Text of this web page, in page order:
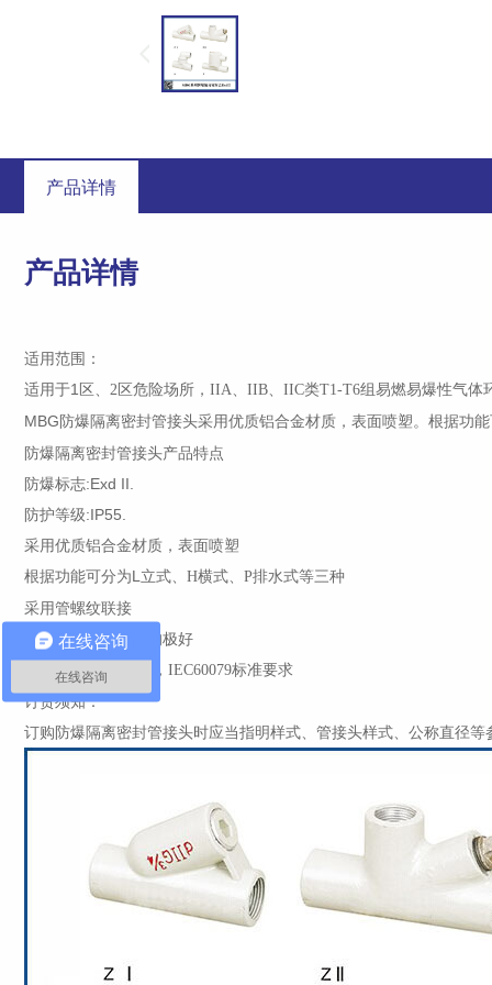
产品详情
产品详情
适用范围：
适用于1 区、 2区危险场所， IIA IIB IIC类T1-T6组易燃易爆性气体
MBG防爆隔离密封管接头采用优质铝合金材质，表面喷塑。根据功
防爆隔离密封管接头产品特点
防爆标志:Exd II.
防护等级:IP55.
采用优质铝合金材质，表面喷塑
根据功能可分为L 立式、 H横式、 P排水式等三种
采用管螺纹联接
密封性、防爆性能均极好
GB3836-2000 ， IEC60079标准要求
订货须知：
订购防爆隔离密封管接头时应当指明样式、管接头样式、公称直径等
在线咨询
在线咨询